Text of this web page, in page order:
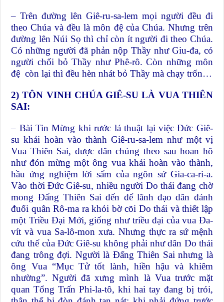
– Trên đường lên Giê-ru-sa-lem mọi người đều đi
theo Chúa và đều là môn đệ của Chúa. Nhưng trên
đường lên Núi Sọ thì chỉ còn ít người đi theo Chúa.
Có những người đã phản nộp Thầy như Giu-đa, có
người chối bỏ Thầy như Phê-rô. Còn những môn
đệ còn lại thì đều hèn nhát bỏ Thầy mà chạy trốn…
2) TÔN VINH CHÚA GIÊ-SU LÀ VUA THIÊN
SAI:
– Bài Tin Mừng khi rước lá thuật lại việc Đức Giê-
su khải hoàn vào thành Giê-ru-sa-lem như một vị
Vua Thiên Sai, được dân chúng theo sau hoan hô
như đón mừng một ông vua khải hoàn vào thành,
hầu ứng nghiệm lời sấm của ngôn sứ Gia-ca-ri-a.
Vào thời Đức Giê-su, nhiều người Do thái đang chờ
mong Đấng Thiên Sai đến để lãnh đạo dân đánh
đuổi quân Rô-ma ra khỏi bờ cõi Do thái và thiết lập
một Triều Đại Mới, giống như triều đại của vua Đa-
vít và vua Sa-lô-mon xưa. Nhưng thực ra sứ mệnh
cứu thế của Đức Giê-su không phải như dân Do thái
đang trông đợi. Người là Đấng Thiên Sai nhưng là
ông Vua “Mục Tử tốt lành, hiền hậu và khiêm
nhường”. Người đã xưng mình là Vua trước mặt
quan Tổng Trấn Phi-la-tô, khi hai tay đang bị trói,